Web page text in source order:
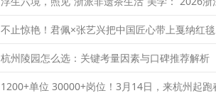
不止惊艳！君佩×张艺兴把中国匠心带上戛纳红毯
杭州陵园怎么选：关键考量因素与口碑推荐解析